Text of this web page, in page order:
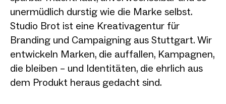
unermüdlich durstig wie die Marke selbst.
Studio Brot ist eine Kreativagentur für
Branding und Campaigning aus Stuttgart. Wir
entwickeln Marken, die auffallen, Kampagnen,
die bleiben – und Identitäten, die ehrlich aus
dem Produkt heraus gedacht sind.